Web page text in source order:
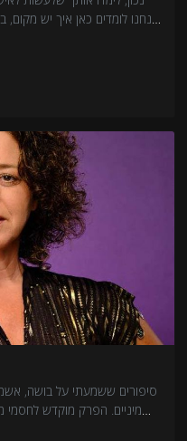
אנחנו לומדים כאן איך יש
מיניים. הפרק מוקדש לחסמי